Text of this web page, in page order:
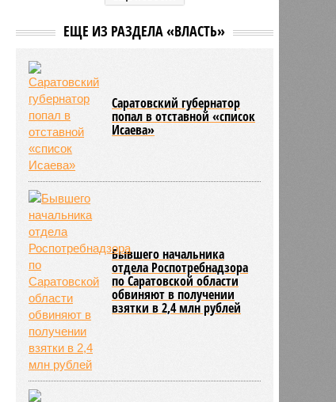
05/08
Власти формируют стратегию
04/08
обсудил с главой Ртищевского
района модернизацию водных
сетей
04/08
Саратовская область заняла 12
место по внедрению Платформы
обратной связи
ЕЩЕ ИЗ РАЗДЕЛА «ВЛАСТЬ»
Саратовский губернатор
попал в отставной «список
Исаева»
Бывшего начальника
отдела Роспотребнадзора
по Саратовской области
обвиняют в получении
взятки в 2,4 млн рублей